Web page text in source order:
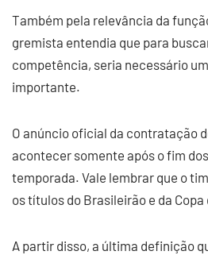
Também pela relevância da
gremista entendia que para
competência, seria necessário
importante.
O anúncio oficial da contratação
acontecer somente após o fim
temporada. Vale lembrar que o
os títulos do Brasileirão e da Copa
A partir disso, a última definição